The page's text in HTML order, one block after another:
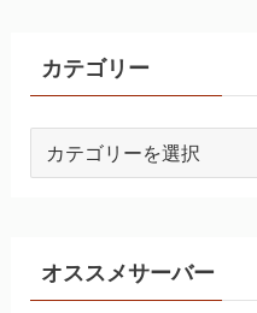
カテゴリー
オススメサーバー